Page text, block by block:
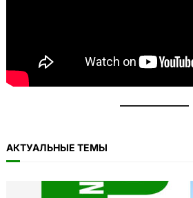
АКТУАЛЬНЫЕ ТЕМЫ
11.11: Пикет на Тоомпеа